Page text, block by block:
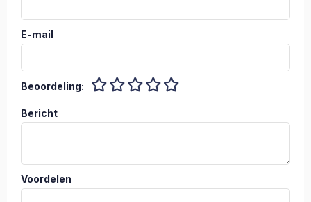
E-mail
Beoordeling:
Bericht
Voordelen